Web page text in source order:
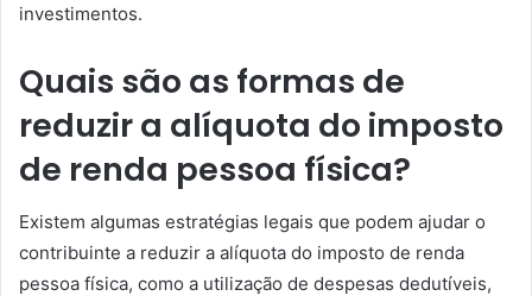
investimentos.
Quais são as formas de
reduzir a alíquota do imposto
de renda pessoa física?
Existem algumas estratégias legais que podem ajudar o
contribuinte a reduzir a alíquota do imposto de renda
pessoa física, como a utilização de despesas dedutíveis,